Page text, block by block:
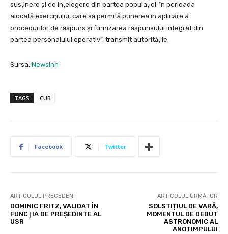
susţinere şi de înţelegere din partea populaţiei, în perioada
alocată exerciţiului, care să permită punerea în aplicare a
procedurilor de răspuns şi furnizarea răspunsului integrat din
partea personalului operativ”, transmit autorităţile.
Sursa: Newsinn
TAGS CUB
Facebook Twitter
ARTICOLUL PRECEDENT
DOMINIC FRITZ, VALIDAT ÎN
FUNCŢIA DE PREŞEDINTE AL
USR
ARTICOLUL URMĂTOR
SOLSTIȚIUL DE VARĂ,
MOMENTUL DE DEBUT
ASTRONOMIC AL
ANOTIMPULUI